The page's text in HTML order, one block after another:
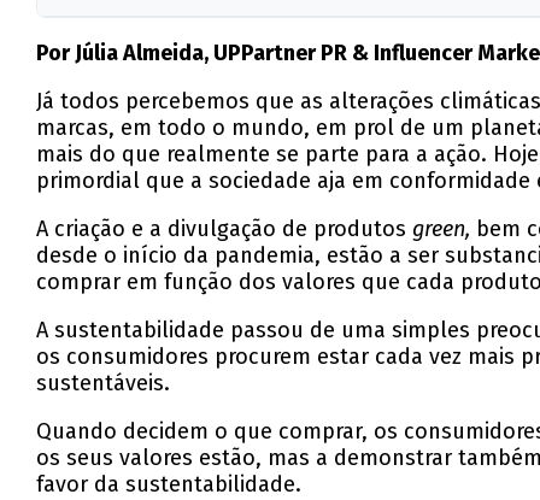
Por Júlia Almeida, UPPartner PR & Influencer
Já todos percebemos que as alterações
marcas, em todo o mundo, em prol de um
mais do que realmente se parte para a ação.
primordial que a sociedade aja em
A criação e a divulgação de produtos green, bem
desde o início da pandemia, estão a ser
comprar em função dos valores que cada
A sustentabilidade passou de uma simples
os consumidores procurem estar cada vez mais
sustentáveis.
Quando decidem o que comprar, os
os seus valores estão, mas a demonstrar
favor da sustentabilidade.